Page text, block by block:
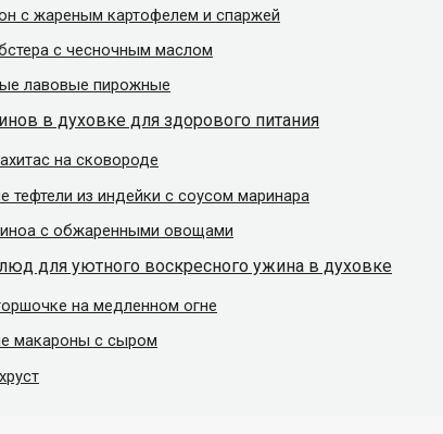
с жареным картофелем и спаржей
с чесночным маслом
лавовые пирожные
в духовке для здорового питания
на сковороде
тефтели из индейки с соусом маринара
с обжаренными овощами
для уютного воскресного ужина в духовке
на медленном огне
макароны с сыром